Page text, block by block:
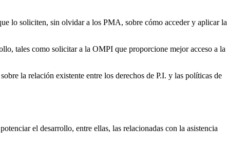
lo soliciten, sin olvidar a los PMA, sobre cómo acceder y aplicar la
tales como solicitar a la OMPI que proporcione mejor acceso a la
la relación existente entre los derechos de P.I. y las políticas de
el desarrollo, entre ellas, las relacionadas con la asistencia